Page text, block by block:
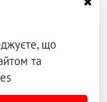
що
та